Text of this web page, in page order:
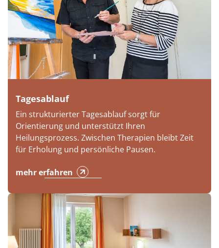
Tagesablauf
Ein strukturierter Tagesablauf sorgt für
Orientierung und unterstützt Ihren
Heilungsprozess. Zwischen Therapien bleibt Zeit
für Erholung und persönliche Pausen.
mehr erfahren